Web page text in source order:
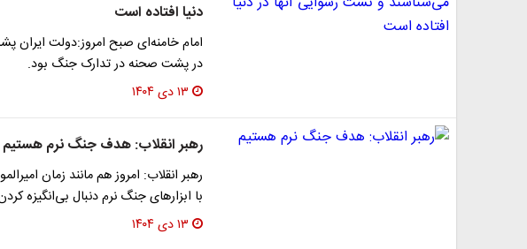
دنیا افتاده است
امام خامنه‌ای صبح امروز:دولت ایران
در پشت صحنه در تدارک جنگ بود.
۱۳ دی ۱۴۰۴
رهبر انقلاب: هدف جنگ نرم هستیم
رهبر انقلاب: امروز هم مانند زمان
با ابزارهای جنگ نرم دنبال بی‌انگیزه
۱۳ دی ۱۴۰۴